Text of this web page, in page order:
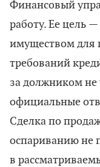
Финансовый
работу. Ее цель
имуществом для
требований
за должником не
официальные
Сделка по
оспариванию не
в